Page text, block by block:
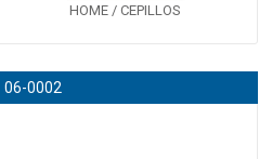
HOME / CEPILLOS
06-0002